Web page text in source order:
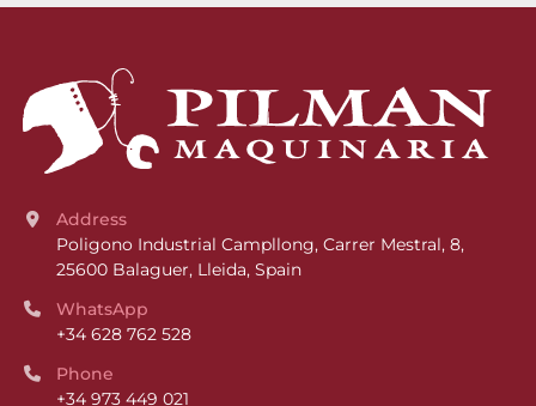
Address
Poligono Industrial Campllong, Carrer Mestral, 8,
25600 Balaguer, Lleida, Spain
WhatsApp
+34 628 762 528
Phone
+34 973 449 021